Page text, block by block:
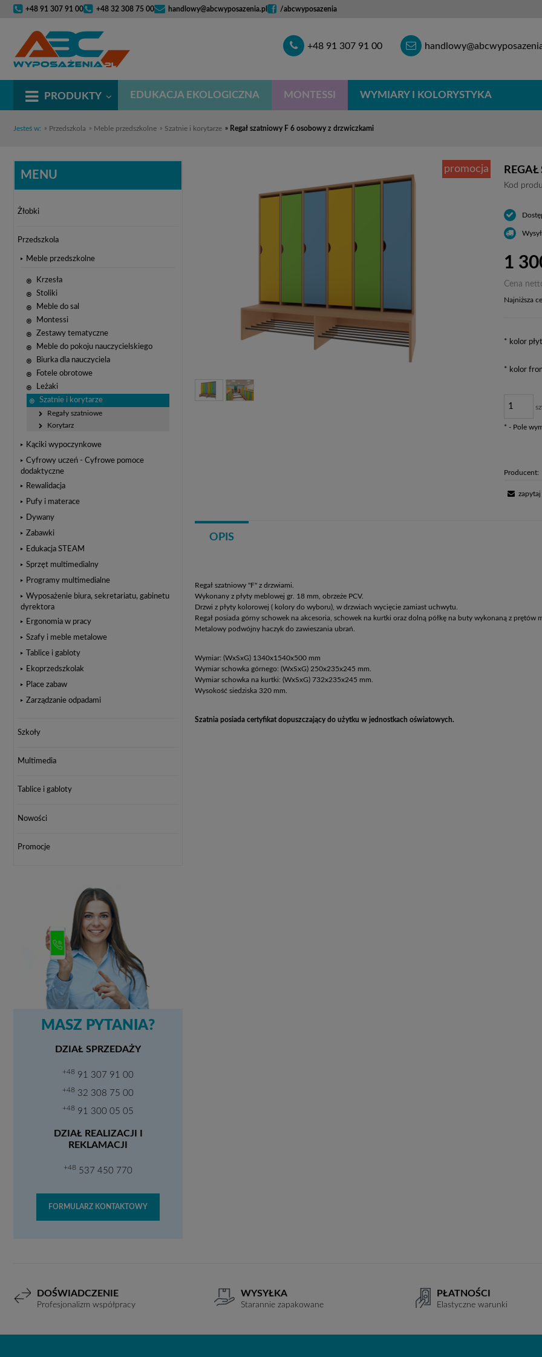
+48 91 307 91 00 +48 32 308 75 00 handlowy@abcwyposazenia.pl /abcwyposazenia
E-
Telefon+48 91 307 91 00
PRODUKTY EDUKACJA EKOLOGICZNA MONTESSI WYMIARY I KOLORYSTYKA
Jesteś w: » Przedszkola » Meble przedszkolne » Szatnie i korytarze » Regał szatniowy F 6 osobowy z drzwiczkami
MENU
Żłobki
Przedszkola
Meble przedszkolne
Krzesła
Stoliki
Meble do sal
Montessi
Zestawy tematyczne
Meble do pokoju nauczycielskiego
Biurka dla nauczyciela
Fotele obrotowe
Leżaki
Szatnie i korytarze
Regały szatniowe
Korytarz
Kąciki wypoczynkowe
Cyfrowy uczeń - Cyfrowe pomoce
dodaktyczne
Rewalidacja
Pufy i materace
Dywany
Zabawki
Edukacja STEAM
Sprzęt multimedialny
Programy multimedialne
Wyposażenie biura, sekretariatu, gabinetu
dyrektora
Ergonomia w pracy
Szafy i meble metalowe
Tablice i gabloty
Ekoprzedszkolak
Place zabaw
Zarządzanie odpadami
Szkoły
Multimedia
Tablice i gabloty
Nowości
Promocje
MASZ PYTANIA?
DZIAŁ SPRZEDAŻY
+48 91 307 91 00
+48 32 308 75 00
+48 91 300 05 05
DZIAŁ REALIZACJI I
REKLAMACJI
+48 537 450 770
FORMULARZ KONTAKTOWY
promocja
Kod
1
Cena
Najniższa
dni,
* kolor
* kolor
* - Pole
Producent:
OPIS
Regał szatniowy "F" z drzwiami.
Wykonany z płyty meblowej gr. 18 mm, obrzeże PCV.
Drzwi z płyty kolorowej ( kolory do wyboru), w drzwiach wycięcie zamiast uchwytu.
Regał posiada górny schowek na akcesoria, schowek na kurtki oraz dolną półkę na buty wykonaną z prętów
Metalowy podwójny haczyk do zawieszania ubrań.
Wymiar: (WxSxG) 1340x1540x500 mm
Wymiar schowka górnego: (WxSxG) 250x235x245 mm.
Wymiar schowka na kurtki: (WxSxG) 732x235x245 mm.
Wysokość siedziska 320 mm.
Szatnia posiada certyfikat dopuszczający do użytku w jednostkach oświatowych.
DOŚWIADCZENIE
Profesjonalizm współpracy
WYSYŁKA
Starannie zapakowane
PŁATNOŚCI
Elastyczne warunki